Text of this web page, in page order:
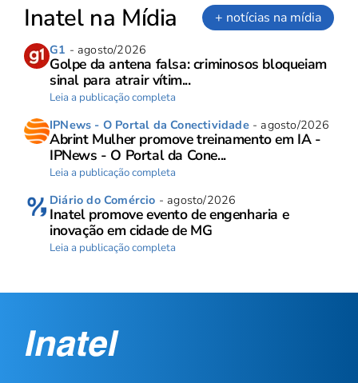
Inatel na Mídia + notícias na mídia
G1 - agosto/2026
Golpe da antena falsa: criminosos bloqueiam
sinal para atrair vítim...
Leia a publicação completa
IPNews - O Portal da Conectividade- agosto/2026
Abrint Mulher promove treinamento em IA -
IPNews - O Portal da Cone...
Leia a publicação completa
Diário do Comércio - agosto/2026
Inatel promove evento de engenharia e
inovação em cidade de MG
Leia a publicação completa